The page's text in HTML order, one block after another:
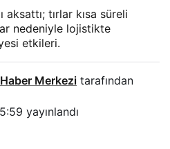
aksattı; tırlar kısa süreli
nedeniyle lojistikte
etkileri.
Merkezi tarafından
yayınlandı